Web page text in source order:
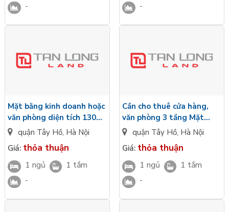
- -
Mặt bằng kinh doanh hoặc
văn phòng diện tích 130m
x 3 tầng tại mặt ngõ to
đường Xuân La cần cho
thuê giá 30 triệu/ 1 tháng
quận Tây Hồ, Hà Nội
Giá: thỏa thuận
1 ngủ
1 tắm
-
Cần cho thuê cửa hàng,
văn phòng 3 tầng Mặt
đường Lạc Lõng Quân giá
50 triệu/ 1 tháng
quận Tây Hồ, Hà Nội
Giá: thỏa thuận
1 ngủ
1 tắm
-